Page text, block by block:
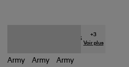
+3
Voir plus